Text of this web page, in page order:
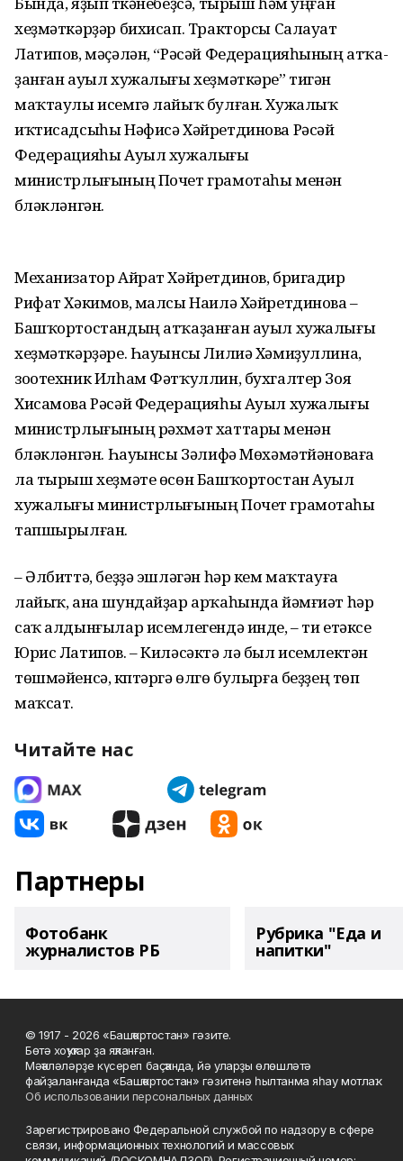
хеҙмәткәрҙәр бихисап. Тракторсы Салауат
Латипов, мәҫә­лән, “Рәсәй Федерацияһының атҡа­
ҙанған ауыл хужалығы хеҙмәткәре” тигән
маҡтаулы исемгә лайыҡ булған. Хужалыҡ
иҡтисадсыһы Нәфи­сә Хәйретдинова Рәсәй
Федерацияһы Ауыл хужалығы
министрлығының Почет грамотаһы менән
бүләкләнгән.
Механизатор Айрат Хәйретдинов, бригадир
Рифат Хәкимов, малсы Наилә Хәйрет­динова –
Башҡорт­остандың атҡаҙанған ауыл хужа­лы­ғы
хеҙмәткәрҙәре. Һауынсы Лилиә Хәмиҙуллина,
зоотехник Илһам Фәтҡуллин, бухгалтер Зоя
Хисамова Рәсәй Федерацияһы Ауыл хужалығы
министрлығының рәхмәт хаттары менән
бүләкләнгән. Һауын­сы Зәлифә Мөхәмәтйәноваға
ла тырыш хеҙмәте өсөн Башҡортостан Ауыл
хужалығы министр­лығының Почет грамотаһы
тапшырылған.
– Әлбиттә, беҙҙә эшләгән һәр кем маҡтауға
лайыҡ, ана шундайҙар арҡаһында йәмғиәт һәр
саҡ алдынғылар исемлегендә инде, – ти етәксе
Юрис Латипов. – Киләсәктә лә был исемлектән
төшмәйенсә, күптәргә өлгө булырға беҙҙең төп
маҡсат.
Читайте нас
Партнеры
Фотобанк
журналистов РБ
Рубрика "Еда и
напитки"
© 1917 - 2026 «Башҡортостан» гәзите.
Бөтә хоҡуҡтар ҙа яҡланған.
Мәҡәләләрҙе күсереп баҫҡанда, йә уларҙы өлөшләтә
файҙаланғанда «Башҡортостан» гәзитенә һылтанма яһау мотлаҡ.
Об использовании персональных данных
Зарегистрировано Федеральной службой по надзору в сфере
связи, информационных технологий и массовых